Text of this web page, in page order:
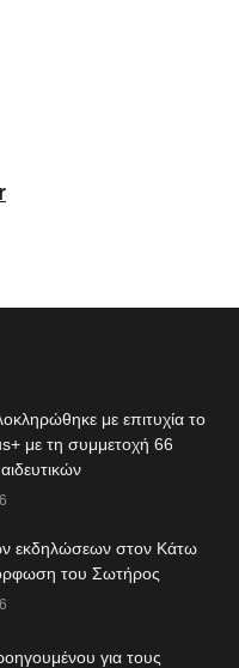
με επιτυχία το
με τη συμμετοχή 66
εκδηλώσεων στον Κάτω
του Σωτήρος
για τους